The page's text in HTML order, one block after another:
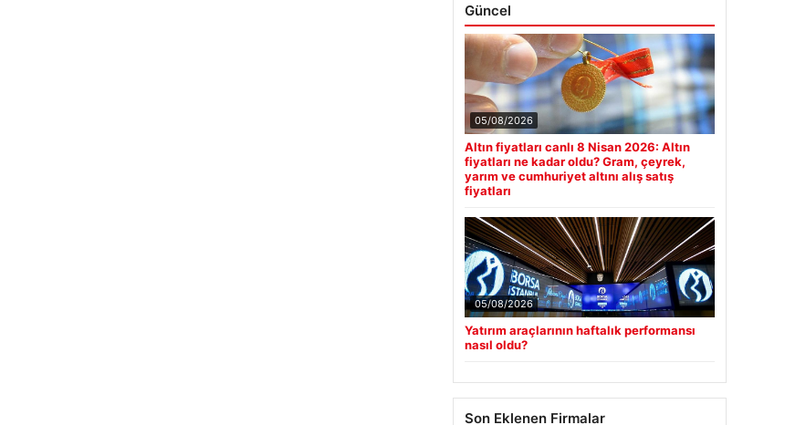
Güncel
05/08/2026
Altın fiyatları canlı 8 Nisan 2026: Altın
fiyatları ne kadar oldu? Gram, çeyrek,
yarım ve cumhuriyet altını alış satış
fiyatları
05/08/2026
Yatırım araçlarının haftalık performansı
nasıl oldu?
Son Eklenen Firmalar